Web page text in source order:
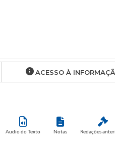
ACESSO À
Audio do Texto Notas Redações